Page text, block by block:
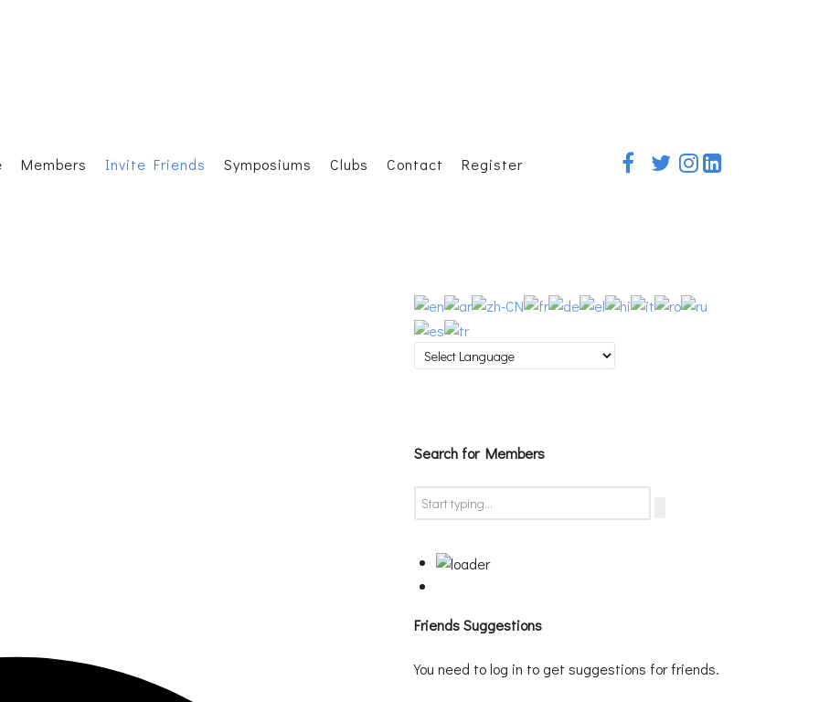
Members Invite Friends Symposiums Clubs Contact Register
Search for Members
Friends Suggestions
You need to log in to get suggestions for friends.